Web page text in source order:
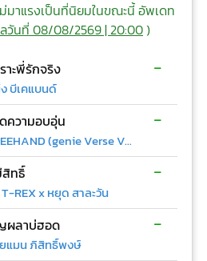
มาแรงเป็นที่นิยมในขณะนี้ อัพเดท
วันที่ 08/08/2569 | 20:00)
าะพี่รักจริง
บีเคแบนด์
-
ความอบอุ่น
FREEHAND (genie Verse Vol.1)
-
ทธิ์
REX x หยุด สาละวัน
-
ลาบ่ฮอด
แมน ภิสิทธิ์พงษ์
-